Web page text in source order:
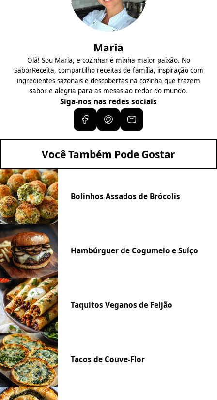
Maria
Olá! Sou Maria, e cozinhar é minha maior paixão. No
SaborReceita, compartilho receitas de família, inspiração com
ingredientes sazonais e descobertas na cozinha que trazem
sabor e alegria para as mesas ao redor do mundo.
Siga-nos nas redes sociais
Você Também Pode Gostar
Bolinhos Assados de Brócolis
Hambúrguer de Cogumelo e Suíço
Taquitos Veganos de Feijão
Tacos de Couve-Flor